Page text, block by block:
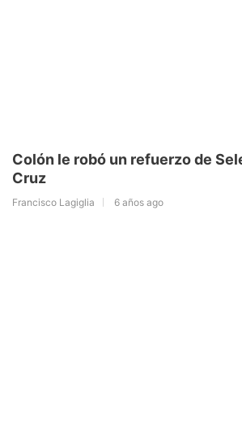
Colón le robó un refuerzo de
Cruz
Francisco Lagiglia 6 años ago